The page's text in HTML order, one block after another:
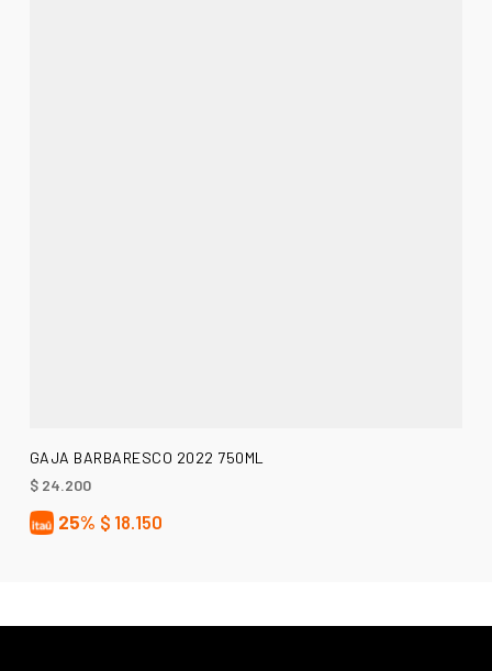
AÑADIR AL CARRITO
GAJA BARBARESCO 2022 750ML
$24.200
25% $ 18.150